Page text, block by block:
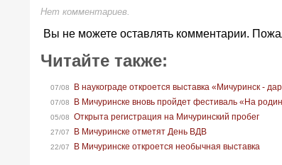
Нет комментариев.
Вы не можете оставлять комментарии.
Читайте также:
07/08 В наукограде откроется выставка «Мичуринск -
07/08 В Мичуринске вновь пройдет фестиваль «На
05/08 Открыта регистрация на Мичуринский пробег
27/07 В Мичуринске отметят День ВДВ
22/07 В Мичуринске откроется необычная выставка